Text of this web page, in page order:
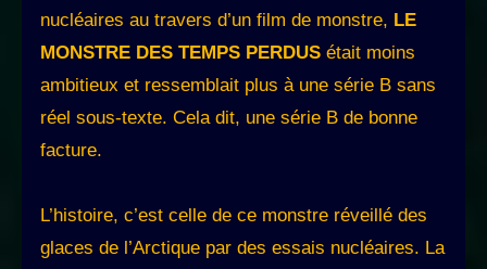
nucléaires au travers d’un film de monstre, LE
MONSTRE DES TEMPS PERDUS était moins
ambitieux et ressemblait plus à une série B sans
réel sous-texte. Cela dit, une série B de bonne
facture.
L’histoire, c’est celle de ce monstre réveillé des
glaces de l’Arctique par des essais nucléaires. La